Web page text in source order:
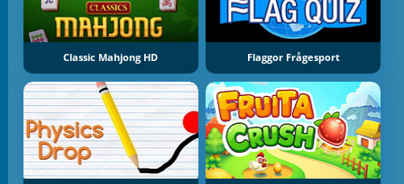
Classic Mahjong HD Flaggor Frågesport